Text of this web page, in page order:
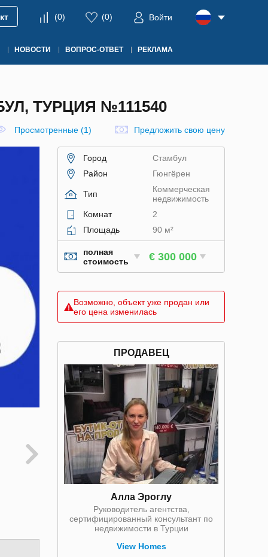
(0) (0) Войти
НОВОСТИ ВОПРОС-ОТВЕТ РЕКЛАМА
ТУРЦИЯ №111540
Просмотренные (1) Предложить свою цену
Город
Стамбул
Район
Гюнгёрен
Тип
Коммерческая
недвижимость
Комнат
2
Площадь
90 м²
полная
стоимость
€ 300 000
Возможно, объект уже продан или
его цена изменилась
ПРОДАВЕЦ
Алла Эроглу
Руководитель агентства,
сертифицированный консультант по
недвижимости в Турции
View Homes